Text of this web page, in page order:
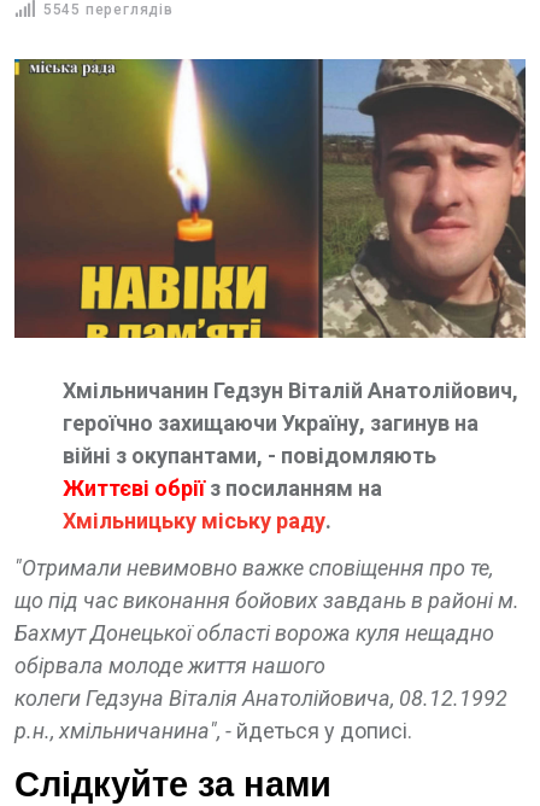
5545 переглядів
Хмільничанин Гедзун Віталій Анатолійович,
героїчно захищаючи Україну, загинув на
війні з окупантами, - повідомляють
Життєві обріїз посиланням на
Хмільницьку міську раду.
"Отримали невимовно важке сповіщення про те,
що під час виконання бойових завдань в районі м.
Бахмут Донецької області ворожа куля нещадно
обірвала молоде життя нашого
колеги Гедзуна Віталія Анатолійовича, 08.12.1992
р.н., хмільничанина", - йдеться у дописі.
Слідкуйте за нами